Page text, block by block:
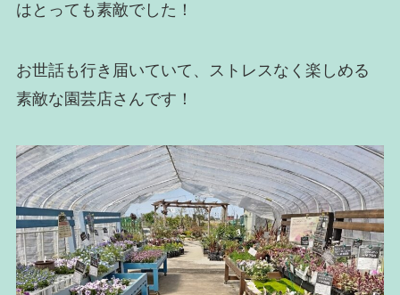
はとっても素敵でした！
お世話も行き届いていて、ストレスなく楽しめる
素敵な園芸店さんです！